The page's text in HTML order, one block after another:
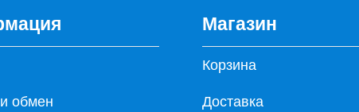
обмен
Магазин
Корзина
Доставка